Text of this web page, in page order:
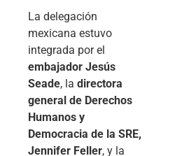
La delegación
mexicana estuvo
integrada por el
embajador Jesús
Seade, la directora
general de Derechos
Humanos y
Democracia de la SRE,
Jennifer Feller, y la